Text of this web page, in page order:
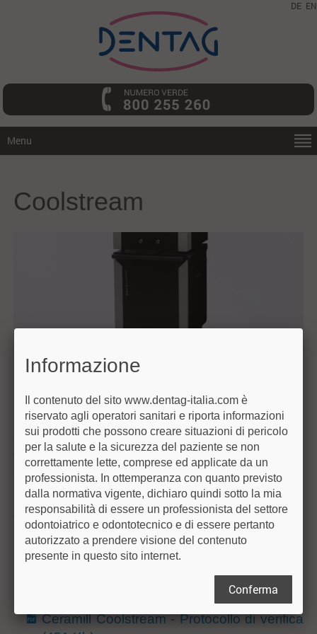
DE EN
Menu
Coolstream
Ceramill Coolstream
la preparazione del
liquido di raffreddamento,
sostiene la Motion 2 e
contiene inoltre l’unità di
aspirazione Airstream per
la lavorazioone a secco.
Componenti: contenitore
per il liquido di raffreddamento; connettori per l’entrata e
l’uscita del liquido di raffreddamento; prodotti per analisi.
Ceramill Coolstream - Protocollo di verifica
Informazione
Il contenuto del sito www.dentag-italia.com è
riservato agli operatori sanitari e riporta informazioni
sui prodotti che possono creare situazioni di pericolo
per la salute e la sicurezza del paziente se non
correttamente lette, comprese ed applicate da un
professionista. In ottemperanza con quanto previsto
dalla normativa vigente, dichiaro quindi sotto la mia
responsabilità di essere un professionista del settore
odontoiatrico e odontotecnico e di essere pertanto
autorizzato a prendere visione del contenuto
presente in questo sito internet.
Conferma